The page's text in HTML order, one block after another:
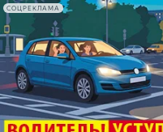
СОЦРЕКЛАМА